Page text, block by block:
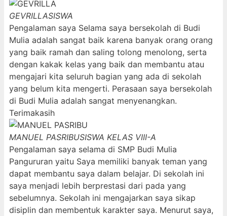
GEVRILLASISWA
Pengalaman saya Selama saya bersekolah di Budi
Mulia adalah sangat baik karena banyak orang orang
yang baik ramah dan saling tolong menolong, serta
dengan kakak kelas yang baik dan membantu atau
mengajari kita seluruh bagian yang ada di sekolah
yang belum kita mengerti. Perasaan saya bersekolah
di Budi Mulia adalah sangat menyenangkan.
Terimakasih
MANUEL PASRIBUSISWA KELAS VIII-A
Pengalaman saya selama di SMP Budi Mulia
Pangururan yaitu Saya memiliki banyak teman yang
dapat membantu saya dalam belajar. Di sekolah ini
saya menjadi lebih berprestasi dari pada yang
sebelumnya. Sekolah ini mengajarkan saya sikap
disiplin dan membentuk karakter saya. Menurut saya,